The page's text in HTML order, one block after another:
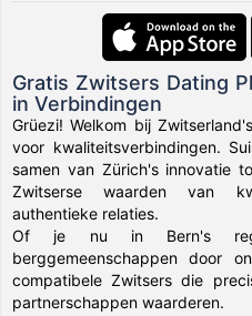
Gratis Zwitsers Dating
in Verbindingen
Grüezi! Welkom bij
voor kwaliteitsverbindingen.
samen van Zürich's innovatie
Zwitserse waarden van
authentieke relaties.
Of je nu in Bern's
berggemeenschappen door
compatibele Zwitsers die
partnerschappen waarderen.